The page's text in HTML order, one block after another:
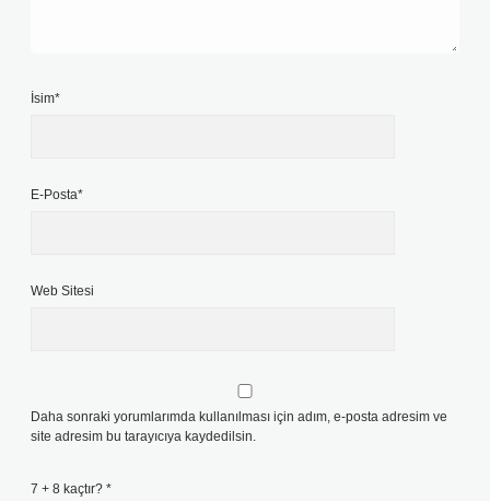
İsim*
E-Posta*
Web Sitesi
Daha sonraki yorumlarımda kullanılması için adım, e-posta adresim ve
site adresim bu tarayıcıya kaydedilsin.
7 + 8 kaçtır? *